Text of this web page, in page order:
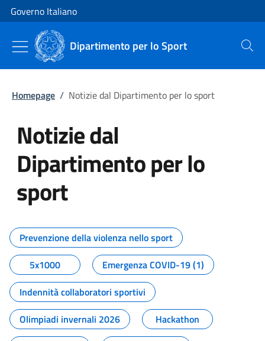
Vai al contenuto
Vai alla navigazione del sito
Governo Italiano
Dipartimento per lo Sport Cerca
Homepage / Notizie dal Dipartimento per lo sport
Notizie dal
Dipartimento per lo
sport
Tutti i contenuti della pagina
Prevenzione della violenza nello sport
5x1000
Emergenza COVID-19 (1)
Indennità collaboratori sportivi
Olimpiadi invernali 2026
Hackathon